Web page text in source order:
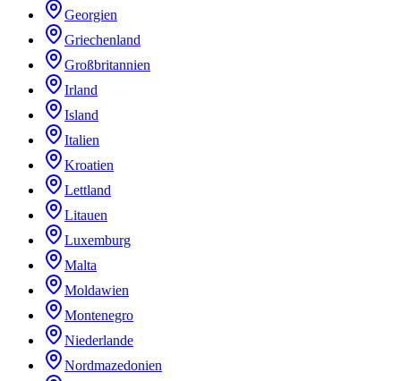
Georgien
Griechenland
Großbritannien
Irland
Island
Italien
Kroatien
Lettland
Litauen
Luxemburg
Malta
Moldawien
Montenegro
Niederlande
Nordmazedonien